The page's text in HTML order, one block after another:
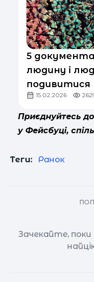
5
людину і
подивитися
15.02.2026
Приєднуйтесь
у Фейсбуці,
Теги: Ранок
Зачекайте,